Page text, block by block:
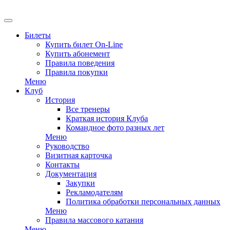
Билеты
Купить билет On-Line
Купить абонемент
Правила поведения
Правила покупки
Меню
Клуб
История
Все тренеры
Краткая история Клуба
Командное фото разных лет
Меню
Руководство
Визитная карточка
Контакты
Документация
Закупки
Рекламодателям
Политика обработки персональных данных
Меню
Правила массового катания